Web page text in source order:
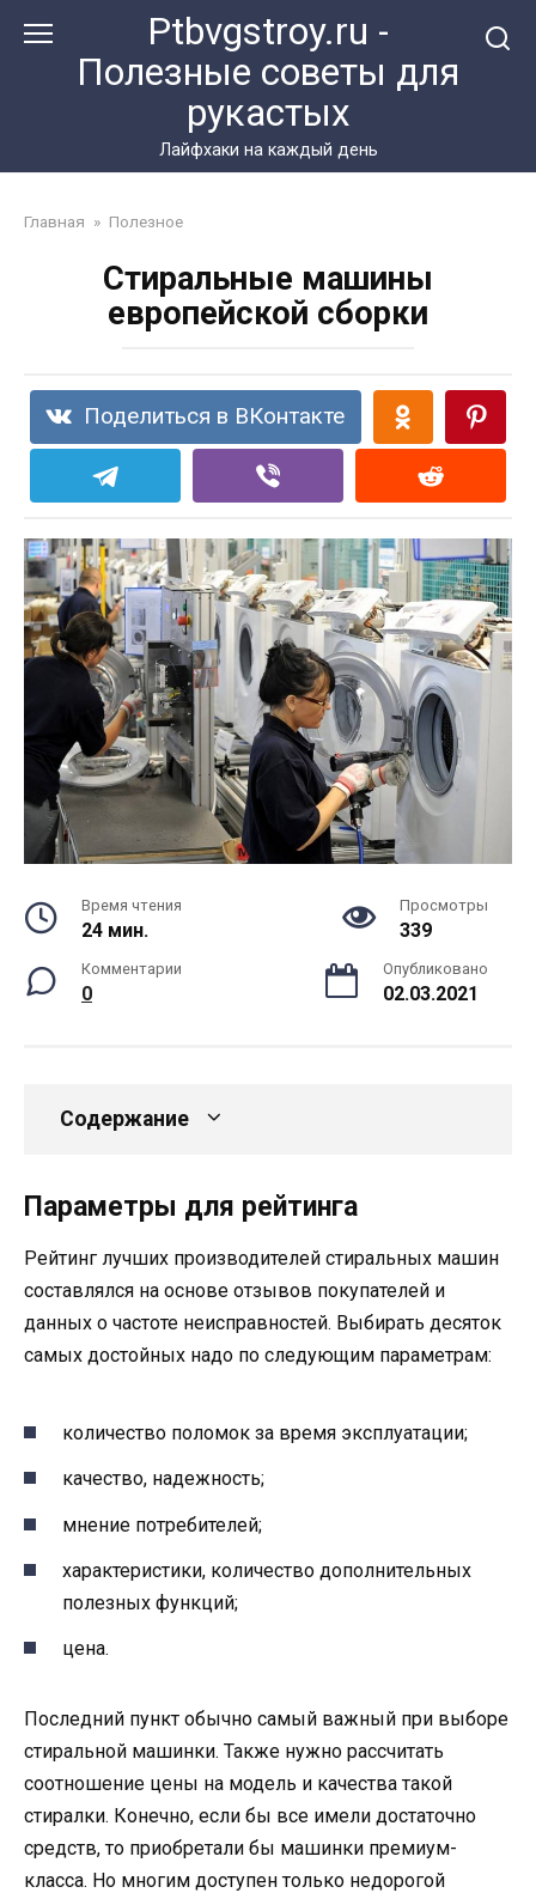
Ptbvgstroy.ru -
Полезные советы для
рукастых
Лайфхаки на каждый день
Главная » Полезное
Стиральные машины
европейской сборки
Поделиться в ВКонтакте
Время чтения
24 мин.
Просмотры
339
Комментарии
0
Опубликовано
02.03.2021
Содержание
Параметры для рейтинга
Рейтинг лучших производителей стиральных машин
составлялся на основе отзывов покупателей и
данных о частоте неисправностей. Выбирать десяток
самых достойных надо по следующим параметрам:
количество поломок за время эксплуатации;
качество, надежность;
мнение потребителей;
характеристики, количество дополнительных
полезных функций;
цена.
Последний пункт обычно самый важный при выборе
стиральной машинки. Также нужно рассчитать
соотношение цены на модель и качества такой
стиралки. Конечно, если бы все имели достаточно
средств, то приобретали бы машинки премиум-
класса. Но многим доступен только недорогой